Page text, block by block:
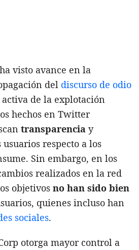
visto avance en la
del discurso de odio
de la explotación
hechos en Twitter
transparencia y
usuarios respecto a los
Sin embargo, en los
realizados en la red
objetivos no han sido bien
quienes incluso han
sociales.
otorga mayor control a